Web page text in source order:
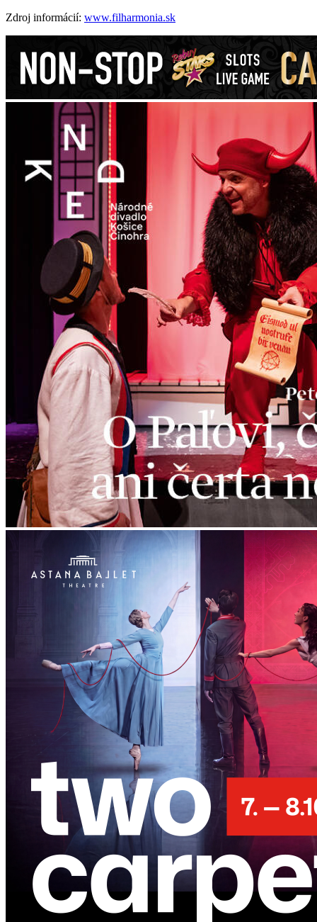
Zdroj informácií: www.filharmonia.sk